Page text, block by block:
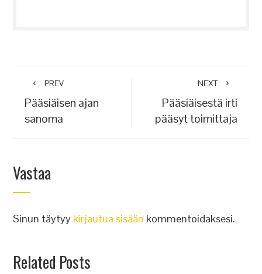
PREV
Pääsiäisen ajan
sanoma
NEXT
Pääsiäisestä irti
pääsyt toimittaja
Vastaa
Sinun täytyy kirjautua sisään kommentoidaksesi.
Related Posts